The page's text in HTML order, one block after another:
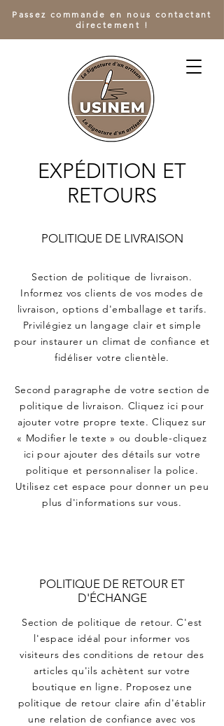
Passez commande en nous contactant
directement !
EXPÉDITION ET
RETOURS
POLITIQUE DE LIVRAISON
Section de politique de livraison.
Informez vos clients de vos modes de
livraison, options d'emballage et tarifs.
Privilégiez un langage clair et simple
pour instaurer un climat de confiance et
fidéliser votre clientèle.
Second paragraphe de votre section de
politique de livraison. Cliquez ici pour
ajouter votre propre texte. Cliquez sur
« Modifier le texte » ou double-cliquez
ici pour ajouter des détails sur votre
politique et personnaliser la police.
Utilisez cet espace pour donner un peu
plus d'informations sur vous.
POLITIQUE DE RETOUR ET
D'ÉCHANGE
Section de politique de retour. C'est
l'espace idéal pour informer vos
visiteurs des conditions de retour des
articles qu'ils achètent sur votre
boutique en ligne. Proposez une
politique de retour claire afin d'établir
une relation de confiance avec vos